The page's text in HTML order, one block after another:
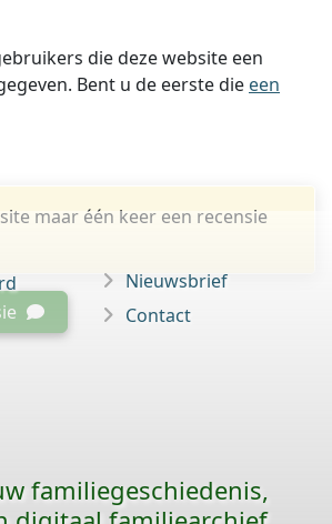
die deze website een
Bent u de eerste die een
maar één keer een recensie
Nieuwsbrief
Contact
familie­geschiedenis,